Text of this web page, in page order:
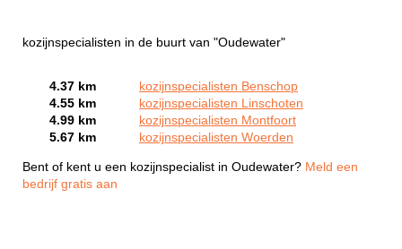
kozijnspecialisten in de buurt van "Oudewater"
4.37 km
kozijnspecialisten Benschop
4.55 km
kozijnspecialisten Linschoten
4.99 km
kozijnspecialisten Montfoort
5.67 km
kozijnspecialisten Woerden
Bent of kent u een kozijnspecialist in Oudewater? Meld een
bedrijf gratis aan